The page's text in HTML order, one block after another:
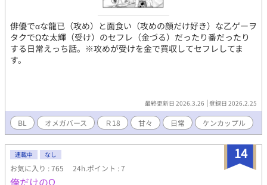
俳優でαな龍已（攻め）と面食い（攻めの顔だけ好き）な乙ゲーヲ
タクでΩな太輝（受け）のセフレ（金づる）だったり番だったり
する日常えっち話。※攻めが受けを金で買収してセフレしてま
す。
最終更新日 2026.3.26 登録日 2026.2.25
BL オメガバース Ｒ18 甘々 日常 ケンカップル
14
連載中 なし
お気に入り : 765 24h.ポイント : 7
俺だけのΩ